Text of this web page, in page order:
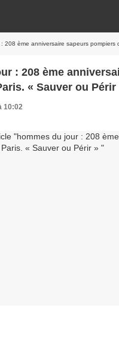
ème anniversaire sapeurs pompiers de
: 208 ème
« Sauver ou Périr
10:02